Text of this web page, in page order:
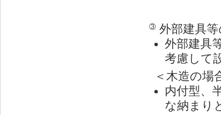
③ 外部建具
外部建具
考慮して
＜木造の場
内付型、
な納まり